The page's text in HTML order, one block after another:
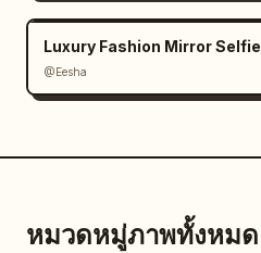
Luxury Fashion Mirror Selfie
@Eesha
หมวดหมู่ภาพทั้งหมด